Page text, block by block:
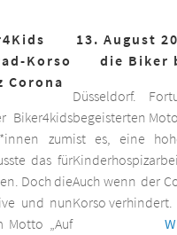
Korso
Corona
Biker4kids
zum
das für
Doch die
und nun
Motto „Auf
13. August
die Biker
Düsseldorf.
begeisterten
ist es, eine
Auch wenn der
Korso verhindert.